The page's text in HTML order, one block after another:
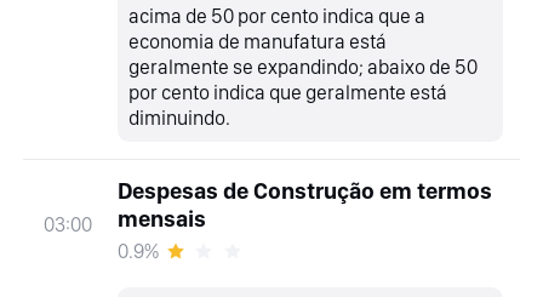
acima de 50 por cento indica que a
economia de manufatura está
geralmente se expandindo; abaixo de 50
por cento indica que geralmente está
diminuindo.
03:00
Despesas de Construção em termos
mensais
0.9%